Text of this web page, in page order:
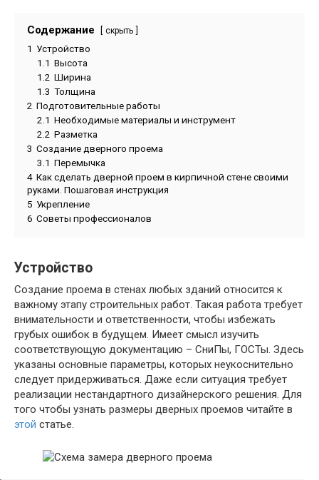
Содержание скрыть
1 Устройство
1.1 Высота
1.2 Ширина
1.3 Толщина
2 Подготовительные работы
2.1 Необходимые материалы и инструмент
2.2 Разметка
3 Создание дверного проема
3.1 Перемычка
4 Как сделать дверной проем в кирпичной стене своими
руками. Пошаговая инструкция
5 Укрепление
6 Советы профессионалов
Устройство
Создание проема в стенах любых зданий относится к
важному этапу строительных работ. Такая работа требует
внимательности и ответственности, чтобы избежать
грубых ошибок в будущем. Имеет смысл изучить
соответствующую документацию – СниПы, ГОСТы. Здесь
указаны основные параметры, которых неукоснительно
следует придерживаться. Даже если ситуация требует
реализации нестандартного дизайнерского решения. Для
того чтобы узнать размеры дверных проемов читайте в
этой статье.